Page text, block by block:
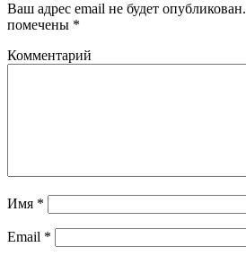
Ваш адрес email не будет опубликован.
помечены *
Комментарий
Имя *
Email *